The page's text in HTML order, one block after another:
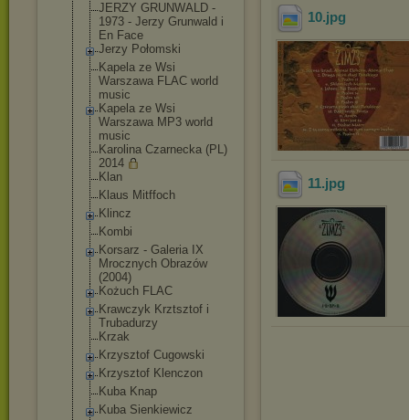
JERZY GRUNWALD -
1973 - Jerzy Grunwald i
En Face
Jerzy Połomski
Kapela ze Wsi
Warszawa FLAC world
music
Kapela ze Wsi
Warszawa MP3 world
music
Karolina Czarnecka (PL)
2014
Klan
Klaus Mitffoch
Klincz
Kombi
Korsarz - Galeria IX
Mrocznych Obrazów
(2004)
Kożuch FLAC
Krawczyk Krztsztof i
Trubadurzy
Krzak
Krzysztof Cugowski
Krzysztof Klenczon
Kuba Knap
Kuba Sienkiewicz
10.jpg
11.jpg